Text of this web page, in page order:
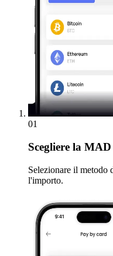
01
Scegliere la MAD
Selezionare il metodo
l'importo.